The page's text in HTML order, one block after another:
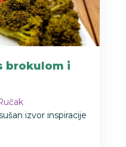
brokulom i
izvor inspiracije